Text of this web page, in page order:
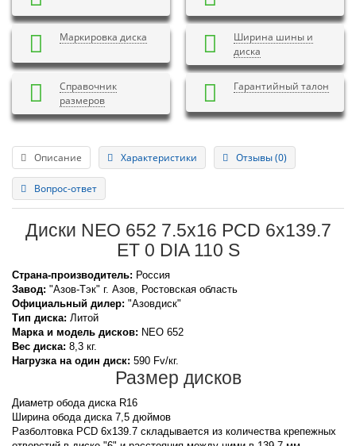
Маркировка диска
Ширина шины и
диска
Справочник
размеров
Гарантийный талон
Описание Характеристики Отзывы (0)
Вопрос-ответ
Диски NEO 652 7.5x16 PCD 6x139.7
ET 0 DIA 110 S
Страна-производитель: Россия
Завод: "Азов-Тэк" г. Азов, Ростовская область
Официальный дилер: "Азовдиск"
Тип диска: Литой
Марка и модель дисков: NEO 652
Вес диска: 8,3 кг.
Нагрузка на один диск: 590 Fv/кг.
Размер дисков
Диаметр обода диска R16
Ширина обода диска 7,5 дюймов
Разболтовка PCD 6x139.7 складывается из количества крепежных